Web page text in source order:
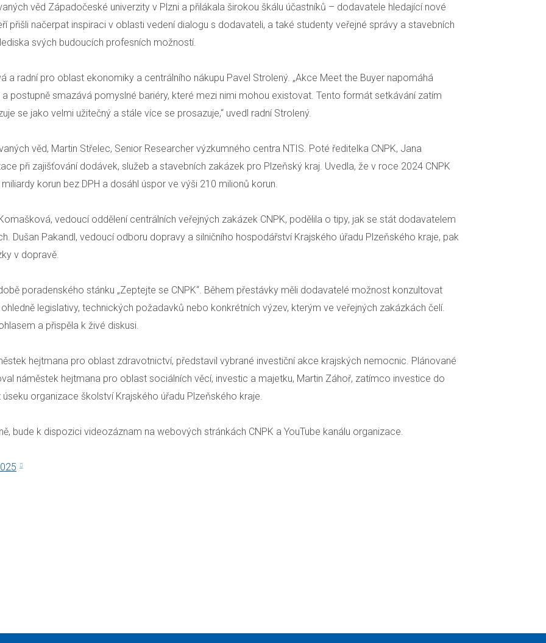
věd Západočeské univerzity v Plzni a přilákala širokou škálu účastníků – dodavatele hledající nové
přišli načerpat inspiraci v oblasti vedení dialogu s dodavateli, a také studenty veřejné správy a stavebních
svých budoucích profesních možností.
a radní pro oblast ekonomiky a centrálního nákupu Pavel Strolený. „Akce Meet the Buyer napomáhá
postupně smazává pomyslné bariéry, které mezi nimi mohou existovat. Tento formát setkávání zatím
se jako velmi užitečný a stále více se prosazuje,“ uvedl radní Strolený.
věd, Martin Střelec, Senior Researcher výzkumného centra NTIS. Poté ředitelka CNPK, Jana
při zajišťování dodávek, služeb a stavebních zakázek pro Plzeňský kraj. Uvedla, že v roce 2024 CNPK
korun bez DPH a dosáhl úspor ve výši 210 milionů korun.
vedoucí oddělení centrálních veřejných zakázek CNPK, podělila o tipy, jak se stát dodavatelem
Dušan Pakandl, vedoucí odboru dopravy a silničního hospodářství Krajského úřadu Plzeňského kraje, pak
v dopravě.
poradenského stánku „Zeptejte se CNPK“. Během přestávky měli dodavatelé možnost konzultovat
legislativy, technických požadavků nebo konkrétních výzev, kterým ve veřejných zakázkách čelí.
a přispěla k živé diskusi.
hejtmana pro oblast zdravotnictví, představil vybrané investiční akce krajských nemocnic. Plánované
náměstek hejtmana pro oblast sociálních věcí, investic a majetku, Martin Záhoř, zatímco investice do
organizace školství Krajského úřadu Plzeňského kraje.
bude k dispozici videozáznam na webových stránkách CNPK a YouTube kanálu organizace.